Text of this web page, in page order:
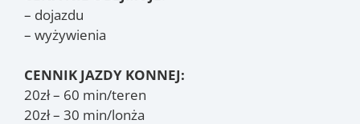
– dojazdu
– wyżywienia
CENNIK JAZDY KONNEJ:
20zł – 60 min/teren
20zł – 30 min/lonża